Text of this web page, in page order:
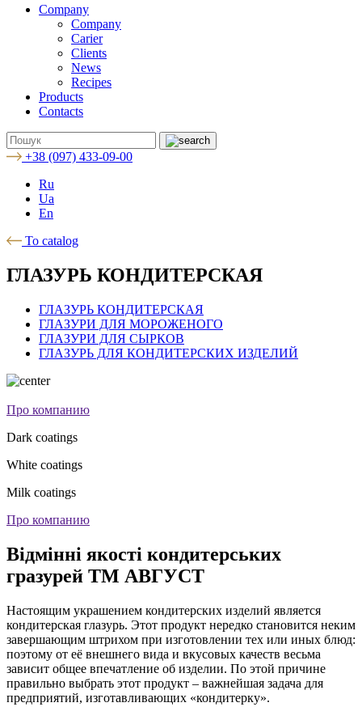
Company
Company
Carier
Clients
News
Recipes
Products
Contacts
+38 (097) 433-09-00
Ru
Ua
En
To catalog
ГЛАЗУРЬ КОНДИТЕРСКАЯ
ГЛАЗУРЬ КОНДИТЕРСКАЯ
ГЛАЗУРИ ДЛЯ МОРОЖЕНОГО
ГЛАЗУРИ ДЛЯ СЫРКОВ
ГЛАЗУРЬ ДЛЯ КОНДИТЕРСКИХ ИЗДЕЛИЙ
Про компанию
Dark coatings
White coatings
Milk coatings
Про компанию
Відмінні якості кондитерських
гразурей ТМ АВГУСТ
Настоящим украшением кондитерских изделий является
кондитерская глазурь. Этот продукт нередко становится неким
завершающим штрихом при изготовлении тех или иных блюд:
поэтому от её внешнего вида и вкусовых качеств весьма
зависит общее впечатление об изделии. По этой причине
правильно выбрать этот продукт – важнейшая задача для
предприятий, изготавливающих «кондитерку».